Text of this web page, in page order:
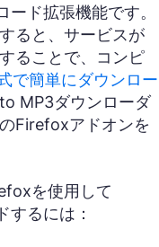
ド拡張機能です。
ると、サービスが
ることで、コンピ
で簡単にダウンロー
MP3ダウンローダ
Firefoxアドオンを
を使用して
るには：